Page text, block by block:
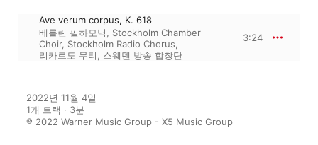
Ave verum corpus, K. 618
베를린 필하모닉 , Stockholm Chamber
Choir, Stockholm Radio Chorus,
리카르도 무티 , 스웨덴 방송 합창단
3:24
2022년 11월 4일
1개 트랙 · 3분
℗ 2022 Warner Music Group - X5 Music Group